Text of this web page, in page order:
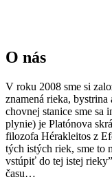
O nás
V roku 2008 sme si
znamená rieka,
chovnej stanice sme sa
plynie) je Platónova
filozofa Hérakleitos z
tých istých riek, sme to
vstúpiť do tej istej
času…